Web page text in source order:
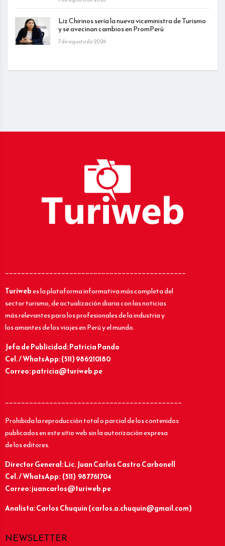
Liz Chirinos sería la nueva viceministra de Turismo
y se avecinan cambios en PromPerú
7 de agosto de 2026
_____________________________________________
Turiwebes la plataforma informativa más completa del
sector turismo, de actualización diaria con las noticias
más relevantes para los profesionales de la industria y
los amantes de los viajes en Perú y el mundo.
Jefa de Publicidad: Patricia Pando
Cel. / WhatsApp: (511) 986210180
Correo: patricia@turiweb.pe
____________________________________________
Prohibida la reproducción total o parcial de los contenidos
publicados en este sitio web sin la autorización expresa
de los editores.
Director General: Lic.Juan Carlos Castro Carbonell
Cel. / WhatsApp: (511) 987761704
Correo: juancarlos@turiweb.pe
Analista: Carlos Chuquín (carlos.a.chuquin@gmail.com)
NEWSLETTER